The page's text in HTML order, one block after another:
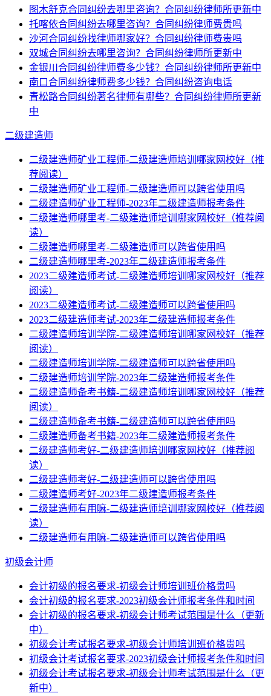
图木舒克合同纠纷去哪里咨询？合同纠纷律师所更新中
托喀依合同纠纷去哪里咨询？合同纠纷律师费贵吗
沙河合同纠纷找律师哪家好？合同纠纷律师费贵吗
双城合同纠纷去哪里咨询？合同纠纷律师所更新中
金银川合同纠纷律师费多少钱？合同纠纷律师所更新中
南口合同纠纷律师费多少钱？合同纠纷咨询电话
青松路合同纠纷著名律师有哪些？合同纠纷律师所更新
中
二级建造师
二级建造师矿业工程师-二级建造师培训哪家网校好（推
荐阅读）
二级建造师矿业工程师-二级建造师可以跨省使用吗
二级建造师矿业工程师-2023年二级建造师报考条件
二级建造师哪里考-二级建造师培训哪家网校好（推荐阅
读）
二级建造师哪里考-二级建造师可以跨省使用吗
二级建造师哪里考-2023年二级建造师报考条件
2023二级建造师考试-二级建造师培训哪家网校好（推荐
阅读）
2023二级建造师考试-二级建造师可以跨省使用吗
2023二级建造师考试-2023年二级建造师报考条件
二级建造师培训学院-二级建造师培训哪家网校好（推荐
阅读）
二级建造师培训学院-二级建造师可以跨省使用吗
二级建造师培训学院-2023年二级建造师报考条件
二级建造师备考书籍-二级建造师培训哪家网校好（推荐
阅读）
二级建造师备考书籍-二级建造师可以跨省使用吗
二级建造师备考书籍-2023年二级建造师报考条件
二级建造师考好-二级建造师培训哪家网校好（推荐阅
读）
二级建造师考好-二级建造师可以跨省使用吗
二级建造师考好-2023年二级建造师报考条件
二级建造师有用嘛-二级建造师培训哪家网校好（推荐阅
读）
二级建造师有用嘛-二级建造师可以跨省使用吗
初级会计师
会计初级的报名要求-初级会计师培训班价格贵吗
会计初级的报名要求-2023初级会计师报考条件和时间
会计初级的报名要求-初级会计师考试范围是什么（更新
中）
初级会计考试报名要求-初级会计师培训班价格贵吗
初级会计考试报名要求-2023初级会计师报考条件和时间
初级会计考试报名要求-初级会计师考试范围是什么（更
新中）